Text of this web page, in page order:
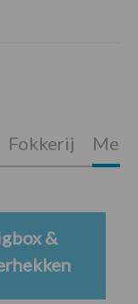
Fokkerij
&